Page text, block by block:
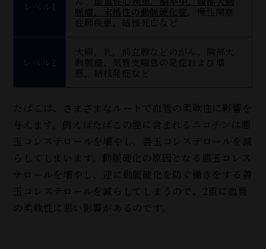
レベル1
脈瘤，末梢性の動脈硬化症 、慢性閉塞
性肺疾患、結核死亡など
レベル2
大腸，乳，前立腺などのがん、胸部大
動脈瘤、気管支喘息の発症および増
悪，結核発症など
たばこは、さまざまなルートで血管の柔軟性に影響を
与えます。例えばたばこの煙に含まれるニコチンは悪
玉コレステロールを増やし、善玉コレステロールを減
らしてしまいます。動脈硬化の原因となる悪玉コレス
テロールを増やし、逆に動脈硬化を防ぐ働きをする善
玉コレステロールを減らしてしまうので、2重に血管
の柔軟性に悪い影響があるのです。